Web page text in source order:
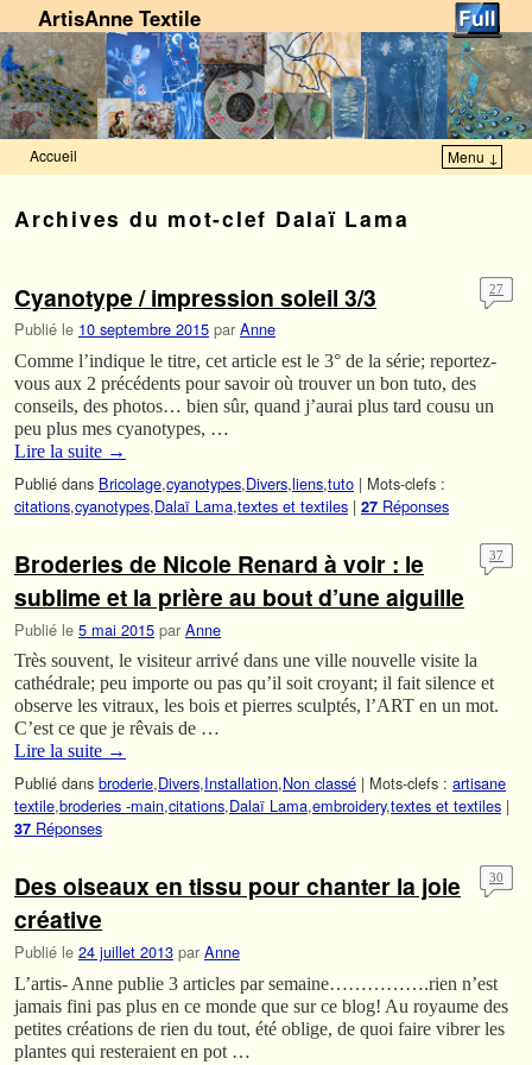
ArtisAnne Textile
Accueil Menu ↓
Archives du mot-clef Dalaï Lama
Cyanotype / impression soleil 3/3
Publié le 10 septembre 2015 par Anne
27
Comme l’indique le titre, cet article est le 3° de la série; reportez-
vous aux 2 précédents pour savoir où trouver un bon tuto, des
conseils, des photos… bien sûr, quand j’aurai plus tard cousu un
peu plus mes cyanotypes, …
Lire la suite →
Publié dans Bricolage,cyanotypes,Divers,liens,tuto | Mots-clefs :
citations,cyanotypes,Dalaï Lama,textes et textiles | 27 Réponses
Broderies de Nicole Renard à voir : le
sublime et la prière au bout d’une aiguille
Publié le 5 mai 2015 par Anne
37
Très souvent, le visiteur arrivé dans une ville nouvelle visite la
cathédrale; peu importe ou pas qu’il soit croyant; il fait silence et
observe les vitraux, les bois et pierres sculptés, l’ART en un mot.
C’est ce que je rêvais de …
Lire la suite →
Publié dans broderie,Divers,Installation,Non classé | Mots-clefs : artisane
textile,broderies -main,citations,Dalaï Lama,embroidery,textes et textiles |
37 Réponses
Des oiseaux en tissu pour chanter la joie
créative
Publié le 24 juillet 2013 par Anne
30
L’artis- Anne publie 3 articles par semaine…………….rien n’est
jamais fini pas plus en ce monde que sur ce blog! Au royaume des
petites créations de rien du tout, été oblige, de quoi faire vibrer les
plantes qui resteraient en pot …